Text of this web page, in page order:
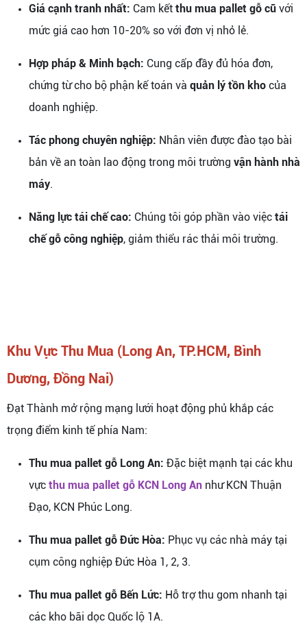
Giá cạnh tranh nhất: Cam kết thu mua pallet gỗ cũ với
mức giá cao hơn 10-20% so với đơn vị nhỏ lẻ.
Hợp pháp & Minh bạch: Cung cấp đầy đủ hóa đơn,
chứng từ cho bộ phận kế toán và quản lý tồn kho của
doanh nghiệp.
Tác phong chuyên nghiệp: Nhân viên được đào tạo bài
bản về an toàn lao động trong môi trường vận hành nhà
máy.
Năng lực tái chế cao: Chúng tôi góp phần vào việc tái
chế gỗ công nghiệp, giảm thiểu rác thải môi trường.
Khu Vực Thu Mua (Long An, TP.HCM, Bình
Dương, Đồng Nai)
Đạt Thành mở rộng mạng lưới hoạt động phủ khắp các
trọng điểm kinh tế phía Nam:
Thu mua pallet gỗ Long An: Đặc biệt mạnh tại các khu
vực thu mua pallet gỗ KCN Long An như KCN Thuận
Đạo, KCN Phúc Long.
Thu mua pallet gỗ Đức Hòa: Phục vụ các nhà máy tại
cụm công nghiệp Đức Hòa 1, 2, 3.
Thu mua pallet gỗ Bến Lức: Hỗ trợ thu gom nhanh tại
các kho bãi dọc Quốc lộ 1A.